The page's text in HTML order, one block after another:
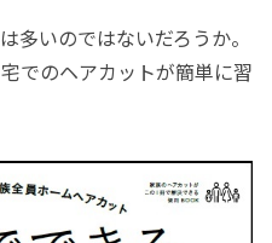
多いのではないだろうか。
でのヘアカットが簡単に習